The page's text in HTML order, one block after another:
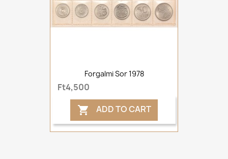
Forgalmi Sor 1978
Ft4,500
 ADD TO CART